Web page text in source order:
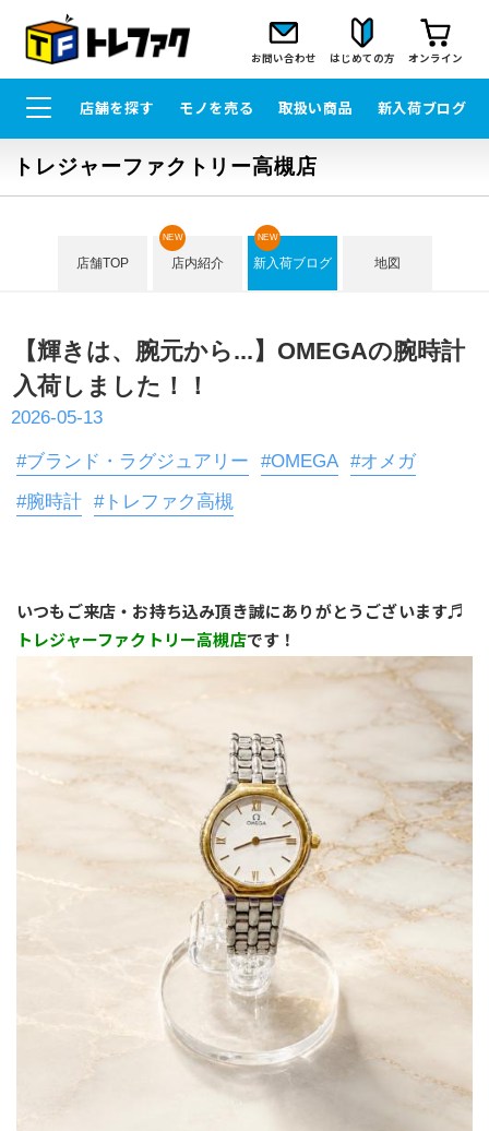
お問い合わせ はじめての方 オンライン
店舗を探す モノを売る 取扱い商品 新入荷ブログ
トレジャーファクトリー高槻店
店舗TOP 店内紹介
NEW
新入荷ブログ
NEW
地図
【輝きは、腕元から...】OMEGAの腕時計
入荷しました！！
2026-05-13
#ブランド・ラグジュアリー #OMEGA #オメガ
#腕時計 #トレファク高槻
いつもご来店・お持ち込み頂き誠にありがとうございます♬
トレジャーファクトリー高槻店です！